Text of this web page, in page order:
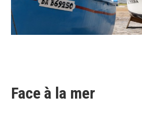
Face à la mer